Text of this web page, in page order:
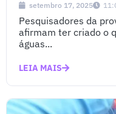
setembro 17, 2025
Pesquisadores da
afirmam ter criado o
águas...
LEIA MAIS